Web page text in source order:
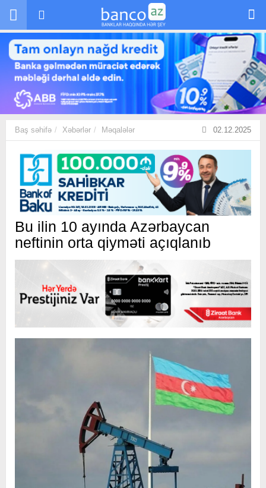
Skip to main content
Baş səhifə Xəbərlər Məqalələr 02.12.2025
Bu ilin 10 ayında Azərbaycan
neftinin orta qiyməti açıqlanıb